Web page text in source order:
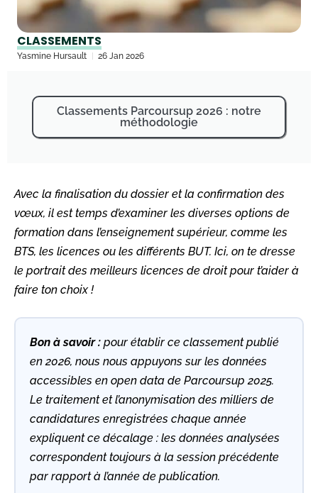
CLASSEMENTS
Yasmine Hursault 26 Jan 2026
Classements Parcoursup 2026 : notre
méthodologie
Avec la finalisation du dossier et la confirmation des
vœux, il est temps d’examiner les diverses options de
formation dans l’enseignement supérieur, comme les
BTS, les licences ou les différents BUT. Ici, on te dresse
le portrait des meilleurs licences de droit pour t’aider à
faire ton choix !
Bon à savoir : pour établir ce classement publié
en 2026, nous nous appuyons sur les données
accessibles en open data de Parcoursup 2025.
Le traitement et l’anonymisation des milliers de
candidatures enregistrées chaque année
expliquent ce décalage : les données analysées
correspondent toujours à la session précédente
par rapport à l’année de publication.